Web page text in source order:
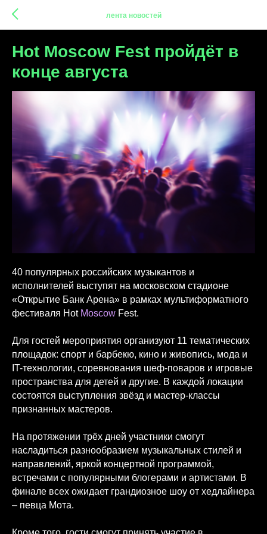
лента новостей
Hot Moscow Fest пройдёт в
конце августа
40 популярных российских музыкантов и
исполнителей выступят на московском стадионе
«Открытие Банк Арена» в рамках мультиформатного
фестиваля Hot Moscow Fest.
Для гостей мероприятия организуют 11 тематических
площадок: спорт и барбекю, кино и живопись, мода и
IT-технологии, соревнования шеф-поваров и игровые
пространства для детей и другие. В каждой локации
состоятся выступления звёзд и мастер-классы
признанных мастеров.
На протяжении трёх дней участники смогут
насладиться разнообразием музыкальных стилей и
направлений, яркой концертной программой,
встречами с популярными блогерами и артистами. В
финале всех ожидает грандиозное шоу от хедлайнера
– певца Мота.